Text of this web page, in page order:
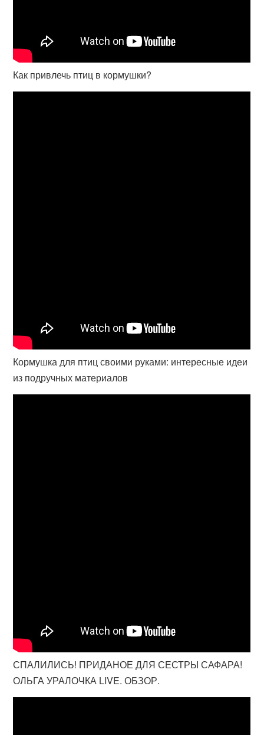
Как привлечь птиц в кормушки?
Кормушка для птиц своими руками: интересные идеи
из подручных материалов
СПАЛИЛИСЬ! ПРИДАНОЕ ДЛЯ СЕСТРЫ САФАРА!
ОЛЬГА УРАЛОЧКА LIVE. ОБЗОР.